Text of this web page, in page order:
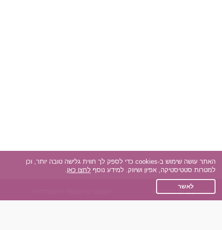
אפליקציית הכרויות
האתר עושה שימוש ב-cookies כדי לספק לך חווית גלישה טובה יותר, וכן
למטרות סטטיסטיקה, אפיון ושיווק. למידע נוסף לחצו כאן.
לאשר